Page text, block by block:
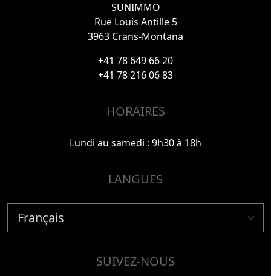
SUNIMMO
Rue Louis Antille 5
3963 Crans-Montana
+41 78 649 66 20
+41 78 216 06 83
HORAIRES
Lundi au samedi : 9h30 à 18h
LANGUES
SUIVEZ-NOUS